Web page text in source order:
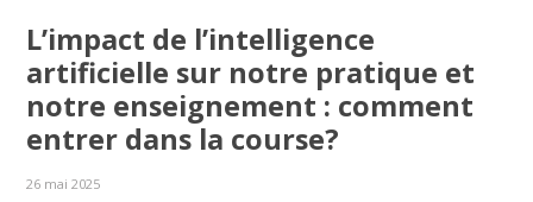
L’impact de l’intelligence
artificielle sur notre pratique et
notre enseignement : comment
entrer dans la course?
26 mai 2025